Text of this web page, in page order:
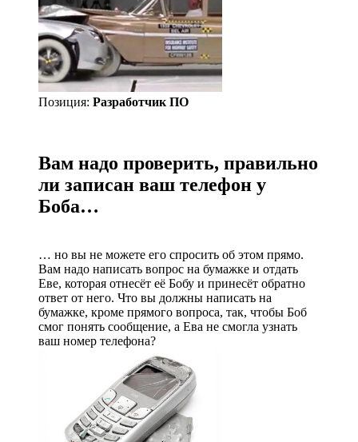
Позиция: Разработчик ПО
Вам надо проверить, правильно
ли записан ваш телефон у
Боба…
… но вы не можете его спросить об этом прямо.
Вам надо написать вопрос на бумажке и отдать
Еве, которая отнесёт её Бобу и принесёт обратно
ответ от него. Что вы должны написать на
бумажке, кроме прямого вопроса, так, чтобы Боб
смог понять сообщение, а Ева не смогла узнать
ваш номер телефона?